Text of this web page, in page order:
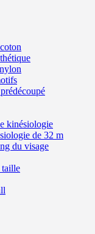
kinésiologie
de 32 m
du visage
taille